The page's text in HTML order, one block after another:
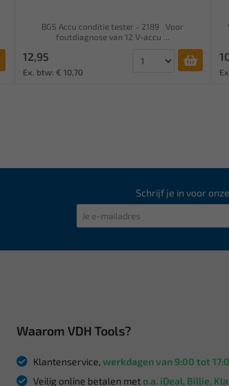
BGS Accu conditie tester - 2189 Voor
foutdiagnose van 12 V-accu ...
12,95
Ex. btw: € 10,70
Schrijf je in voor onze
Waarom VDH Tools?
Klantenservice, werkdagen van 9:00 tot
Veilig online betalen meto.a. iDeal, Billie,